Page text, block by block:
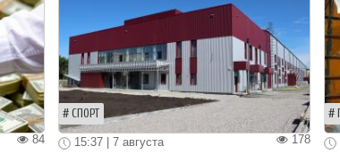
84
СПОРТ
178
15:37 | 7 августа